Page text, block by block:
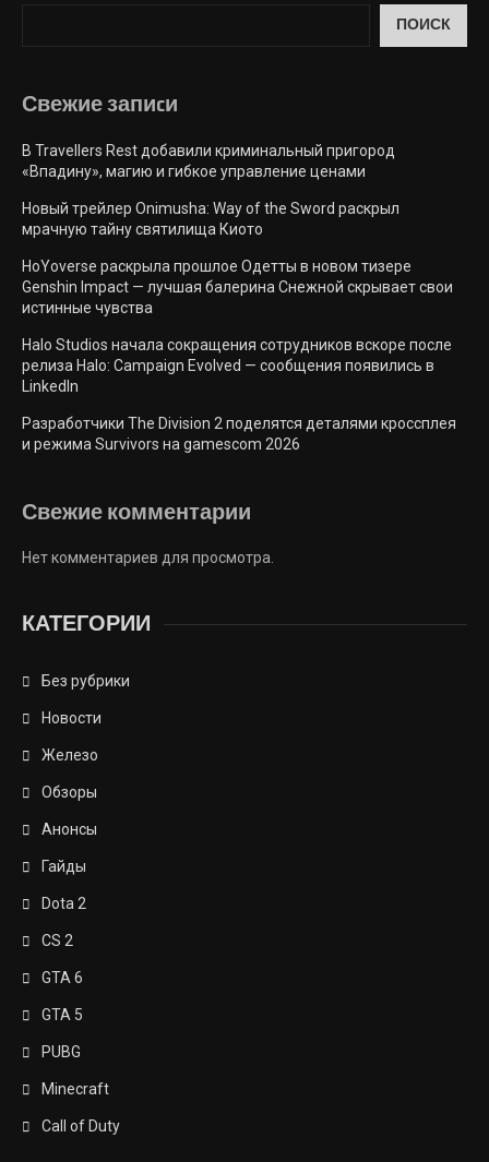
ПОИСК
Свежие запиcи
В Travellers Rest добавили криминальный пригород
«Впадину», магию и гибкое управление ценами
Новый трейлер Onimusha: Way of the Sword раскрыл
мрачную тайну святилища Киото
HoYoverse раскрыла прошлое Одетты в новом тизере
Genshin Impact — лучшая балерина Снежной скрывает свои
истинные чувства
Halo Studios начала сокращения сотрудников вскоре после
релиза Halo: Campaign Evolved — сообщения появились в
LinkedIn
Разработчики The Division 2 поделятся деталями кроссплея
и режима Survivors на gamescom 2026
Свежие комментарии
Нет комментариев для просмотра.
КАТЕГОРИИ
Без рубрики
Новости
Железо
Обзоры
Анонсы
Гайды
Dota 2
CS 2
GTA 6
GTA 5
PUBG
Minecraft
Call of Duty